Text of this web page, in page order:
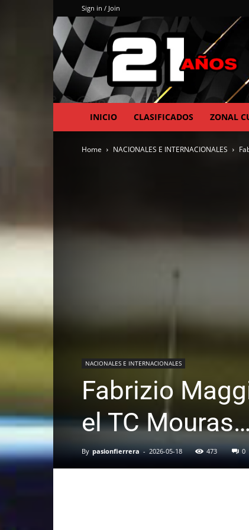
Sign in / Join
INICIO CLASIFICADOS ZONAL
Home NACIONALES E INTERNACIONALES
NACIONALES E INTERNACIONALES
Fabrizio
el TC
By pasionfierrera - 2026-05-18 473 0